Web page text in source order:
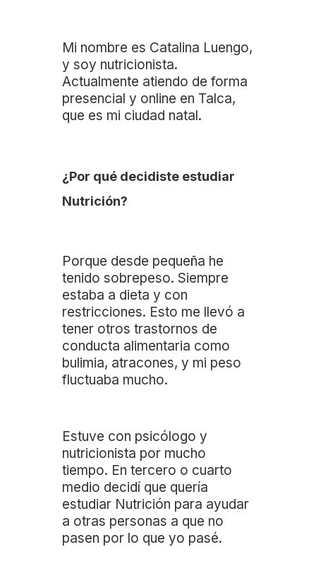
Mi nombre es Catalina Luengo,
y soy nutricionista.
Actualmente atiendo de forma
presencial y online en Talca,
que es mi ciudad natal.
¿Por qué decidiste estudiar
Nutrición?
Porque desde pequeña he
tenido sobrepeso. Siempre
estaba a dieta y con
restricciones. Esto me llevó a
tener otros trastornos de
conducta alimentaria como
bulimia, atracones, y mi peso
fluctuaba mucho.
Estuve con psicólogo y
nutricionista por mucho
tiempo. En tercero o cuarto
medio decidí que quería
estudiar Nutrición para ayudar
a otras personas a que no
pasen por lo que yo pasé.